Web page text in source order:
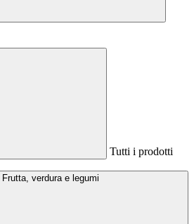
Tutti i prodotti
Frutta, verdura e legumi